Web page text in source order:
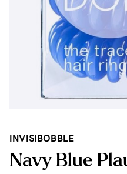
INVISIBOBBLE
Navy Blue